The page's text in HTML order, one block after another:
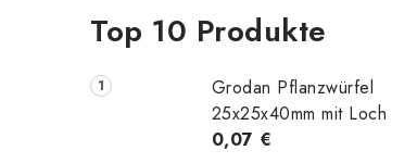
Top 10 Produkte
Grodan Pflanzwürfel
25x25x40mm mit Loch
0,07 €